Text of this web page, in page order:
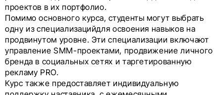
проектов в их портфолио.
Помимо основного курса, студенты могут выбрать
одну из специализацийдля освоения навыков на
продвинутом уровне. Эти специализации включают
управление SMM-проектами, продвижение личного
бренда в социальных сетях и таргетированную
рекламу PRO.
Курс также предоставляет индивидуальную